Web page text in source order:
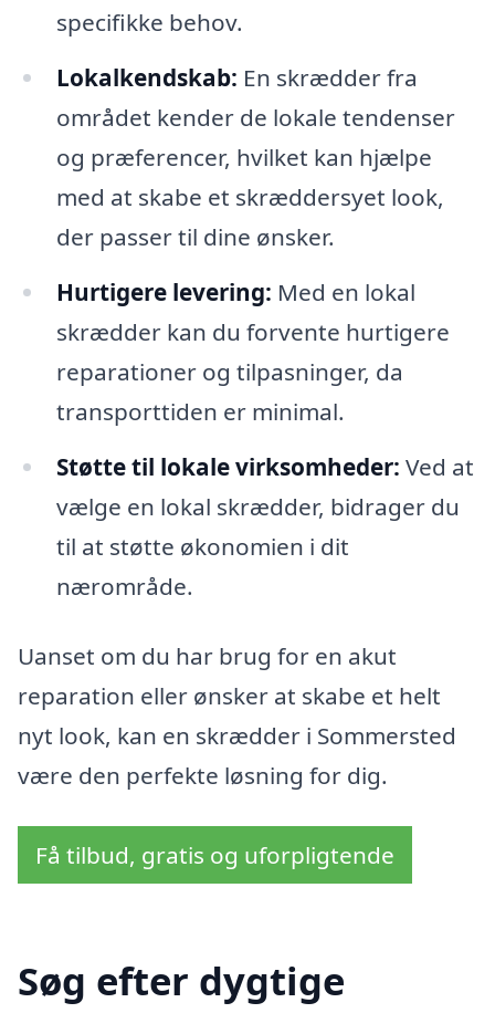
specifikke behov.
Lokalkendskab: En skrædder fra
området kender de lokale tendenser
og præferencer, hvilket kan hjælpe
med at skabe et skræddersyet look,
der passer til dine ønsker.
Hurtigere levering: Med en lokal
skrædder kan du forvente hurtigere
reparationer og tilpasninger, da
transporttiden er minimal.
Støtte til lokale virksomheder: Ved at
vælge en lokal skrædder, bidrager du
til at støtte økonomien i dit
nærområde.
Uanset om du har brug for en akut
reparation eller ønsker at skabe et helt
nyt look, kan en skrædder i Sommersted
være den perfekte løsning for dig.
Få tilbud, gratis og uforpligtende
Søg efter dygtige